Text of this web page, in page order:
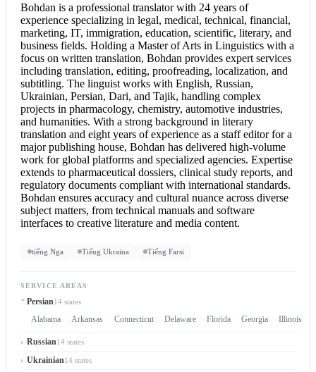
Bohdan is a professional translator with 24 years of
experience specializing in legal, medical, technical, financial,
marketing, IT, immigration, education, scientific, literary, and
business fields. Holding a Master of Arts in Linguistics with a
focus on written translation, Bohdan provides expert services
including translation, editing, proofreading, localization, and
subtitling. The linguist works with English, Russian,
Ukrainian, Persian, Dari, and Tajik, handling complex
projects in pharmacology, chemistry, automotive industries,
and humanities. With a strong background in literary
translation and eight years of experience as a staff editor for a
major publishing house, Bohdan has delivered high-volume
work for global platforms and specialized agencies. Expertise
extends to pharmaceutical dossiers, clinical study reports, and
regulatory documents compliant with international standards.
Bohdan ensures accuracy and cultural nuance across diverse
subject matters, from technical manuals and software
interfaces to creative literature and media content.
tiếng Nga Tiếng Ukraina Tiếng Farsi
SERVICE AREAS
Persian14 states
Alabama Arkansas Connecticut Delaware Florida Georgia Illinois
Russian14 states
Ukrainian14 states